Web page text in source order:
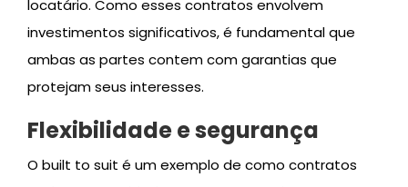
locatário. Como esses contratos envolvem
investimentos significativos, é fundamental que
ambas as partes contem com garantias que
protejam seus interesses.
Flexibilidade e segurança
O built to suit é um exemplo de como contratos